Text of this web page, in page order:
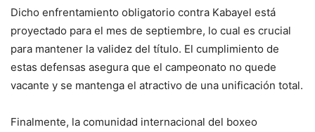
Dicho enfrentamiento obligatorio contra Kabayel está
proyectado para el mes de septiembre, lo cual es crucial
para mantener la validez del título. El cumplimiento de
estas defensas asegura que el campeonato no quede
vacante y se mantenga el atractivo de una unificación total.
Finalmente, la comunidad internacional del boxeo